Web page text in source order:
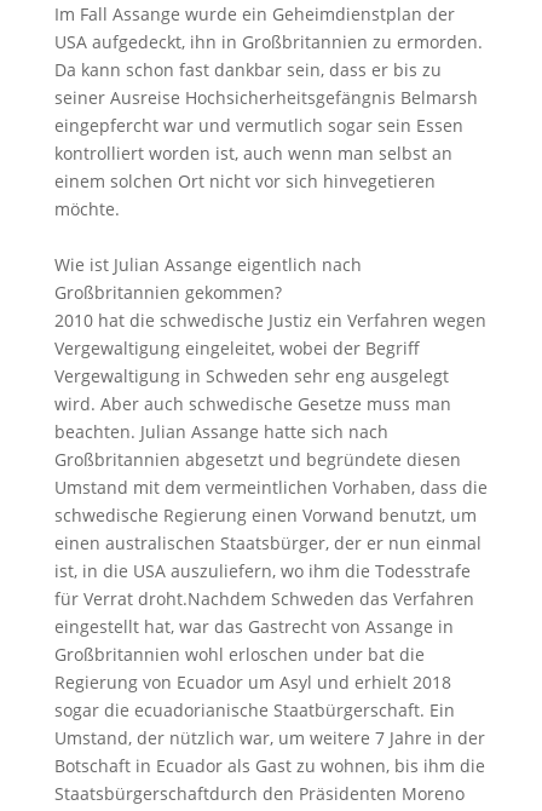
Im Fall Assange wurde ein Geheimdienstplan der
USA aufgedeckt, ihn in Großbritannien zu ermorden.
Da kann schon fast dankbar sein, dass er bis zu
seiner Ausreise Hochsicherheitsgefängnis Belmarsh
eingepfercht war und vermutlich sogar sein Essen
kontrolliert worden ist, auch wenn man selbst an
einem solchen Ort nicht vor sich hinvegetieren
möchte.
Wie ist Julian Assange eigentlich nach
Großbritannien gekommen?
2010 hat die schwedische Justiz ein Verfahren wegen
Vergewaltigung eingeleitet, wobei der Begriff
Vergewaltigung in Schweden sehr eng ausgelegt
wird. Aber auch schwedische Gesetze muss man
beachten. Julian Assange hatte sich nach
Großbritannien abgesetzt und begründete diesen
Umstand mit dem vermeintlichen Vorhaben, dass die
schwedische Regierung einen Vorwand benutzt, um
einen australischen Staatsbürger, der er nun einmal
ist, in die USA auszuliefern, wo ihm die Todesstrafe
für Verrat droht.Nachdem Schweden das Verfahren
eingestellt hat, war das Gastrecht von Assange in
Großbritannien wohl erloschen under bat die
Regierung von Ecuador um Asyl und erhielt 2018
sogar die ecuadorianische Staatbürgerschaft. Ein
Umstand, der nützlich war, um weitere 7 Jahre in der
Botschaft in Ecuador als Gast zu wohnen, bis ihm die
Staatsbürgerschaftdurch den Präsidenten Moreno